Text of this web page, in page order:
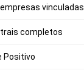
vinculadas
completos
Positivo